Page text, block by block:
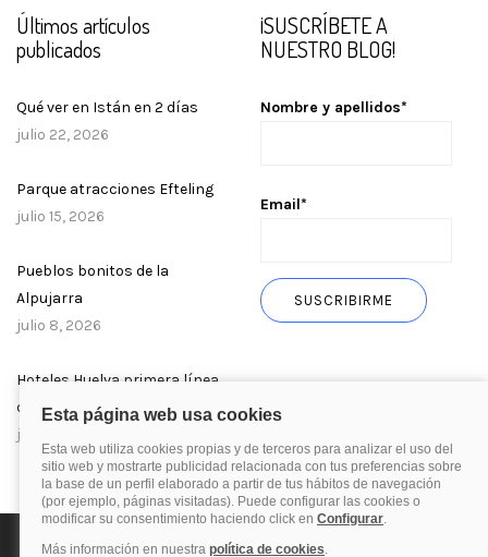
Últimos artículos
publicados
Qué ver en Istán en 2 días
julio 22, 2026
Parque atracciones Efteling
julio 15, 2026
Pueblos bonitos de la
Alpujarra
julio 8, 2026
Hoteles Huelva primera línea
de playa
julio 1, 2026
¡SUSCRÍBETE A
NUESTRO BLOG!
Nombre y apellidos*
Email*